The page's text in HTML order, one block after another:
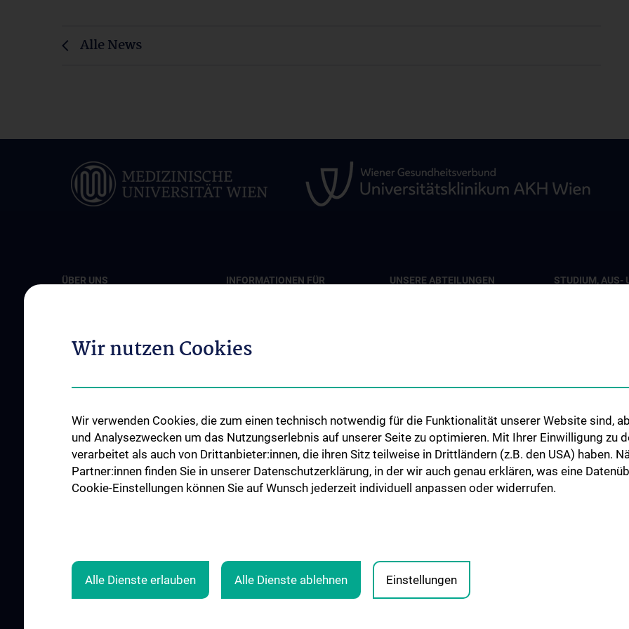
Alle News
ÜBER UNS
Unsere Abteilungen
Events
Kontakt
INFORMATIONEN FÜR
OP-Planungsekretariat 7B
Unsere Stationen
Roboterchirurgie
Tumorboards
Notfälle
UNSERE ABTEILUNGEN
STUDIUM, AUS-
Fellows &
Wir nutzen Cookies
Wir verwenden Cookies, die zum einen technisch notwendig für die Funktionalität unserer Website sind,
und Analysezwecken um das Nutzungserlebnis auf unserer Seite zu optimieren. Mit Ihrer Einwilligung zu
verarbeitet als auch von Drittanbieter:innen, die ihren Sitz teilweise in Drittländern (z.B. den USA) haben.
Partner:innen finden Sie in unserer Datenschutzerklärung, in der wir auch genau erklären, was eine
Cookie-Einstellungen können Sie auf Wunsch jederzeit individuell anpassen oder widerrufen.
Alle Dienste erlauben Alle Dienste ablehnen Einstellungen